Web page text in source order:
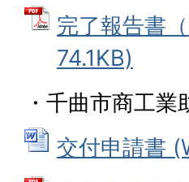
完了報告書
74.1KB)
・千曲市商工
交付申請書